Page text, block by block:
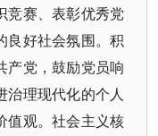
竞赛、表彰优秀党
良好社会氛围。积
产党，鼓励党员响
治理现代化的个人
值观。社会主义核